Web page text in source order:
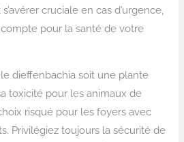
cruciale en cas d’urgence,
pour la santé de votre
dieffenbachia soit une plante
toxicité pour les animaux de
risqué pour les foyers avec
Privilégiez toujours la sécurité de